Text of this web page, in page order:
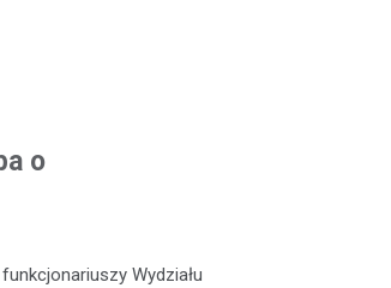
o
Wydziału